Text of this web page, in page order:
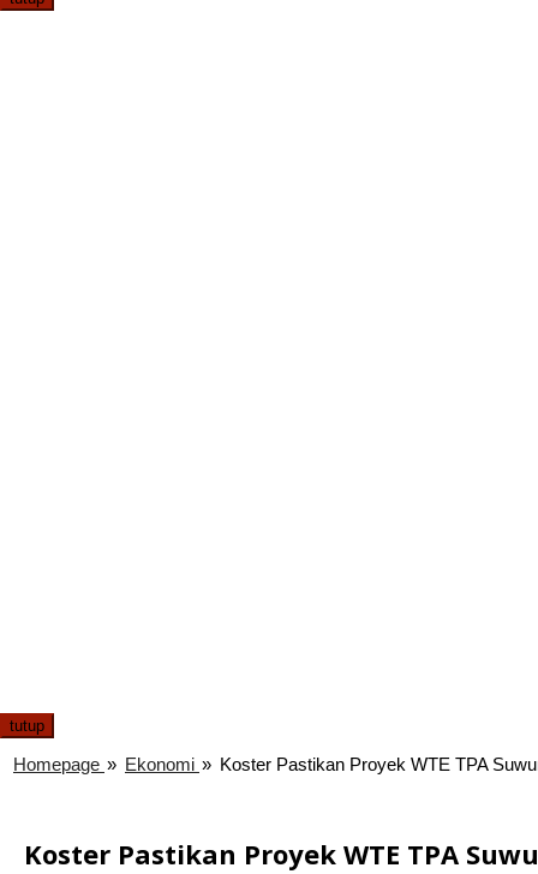
tutup
Homepage » Ekonomi » Koster Pastikan Proyek WTE TPA
Koster Pastikan Proyek WTE TPA